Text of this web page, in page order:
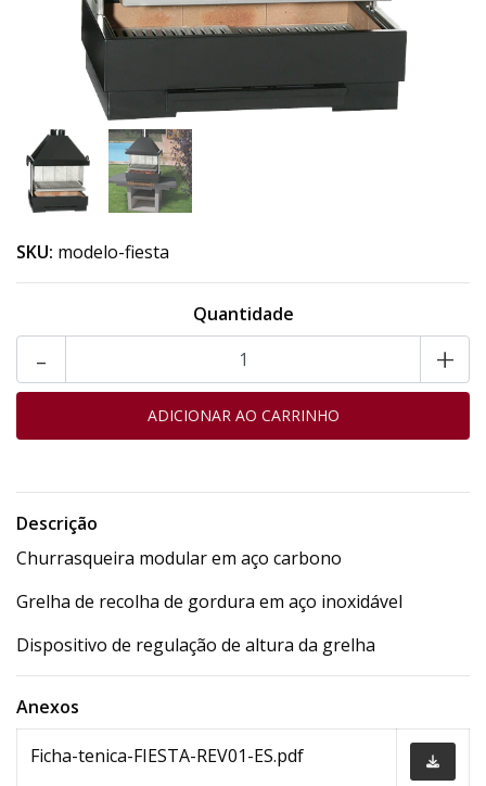
SKU: modelo-fiesta
Quantidade
- +
Descrição
Churrasqueira modular em aço carbono
Grelha de recolha de gordura em aço inoxidável
Dispositivo de regulação de altura da grelha
Anexos
Ficha-tenica-FIESTA-REV01-ES.pdf